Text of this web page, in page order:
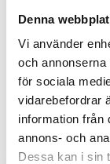
Denna
Vi använder
och
för sociala
vidarebefordrar
information från
annons- och
Dessa kan i sin
Xterrain
körkvalitet
Radien²-platt...
Från 149 900 kr